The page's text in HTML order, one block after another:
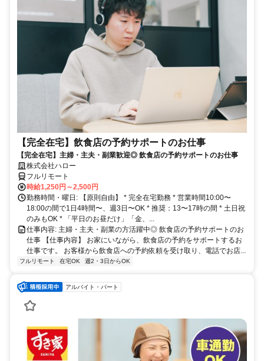
【完全在宅】飲食店の予約サポートのお仕事
【完全在宅】主婦・主夫・副業歓迎◎ 飲食店の予約サポートのお仕事
株式会社ハロー
フルリモート
時給1,250円～2,500円
勤務時間・曜日: 【原則自由】 * 完全在宅勤務 * 営業時間10:00〜
18:00の間で1日4時間〜、週3日〜OK * 推奨：13〜17時の間 * 土日祝
のみもOK * 「平日のお昼だけ」「金、...
仕事内容: 主婦・主夫・副業の方活躍中◎ 飲食店の予約サポートのお
仕事 【仕事内容】 お家にいながら、飲食店の予約をサポートするお
仕事です。 お客様から飲食店への予約依頼を受け取り、電話でお店...
フルリモート 在宅OK 週2・3日からOK
アルバイト・パート